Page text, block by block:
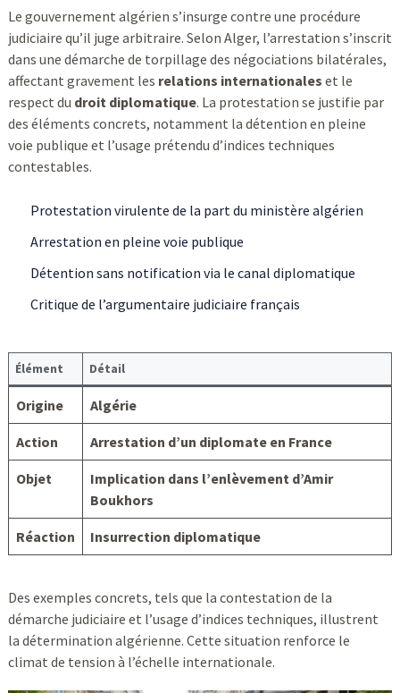
Le gouvernement algérien s’insurge contre une procédure
judiciaire qu’il juge arbitraire. Selon Alger, l’arrestation s’inscrit
dans une démarche de torpillage des négociations bilatérales,
affectant gravement les relations internationales et le
respect du droit diplomatique. La protestation se justifie par
des éléments concrets, notamment la détention en pleine
voie publique et l’usage prétendu d’indices techniques
contestables.
Protestation virulente de la part du ministère algérien
Arrestation en pleine voie publique
Détention sans notification via le canal diplomatique
Critique de l’argumentaire judiciaire français
Élément Détail
Origine Algérie
Action Arrestation d’un diplomate en France
Objet
Implication dans l’enlèvement d’Amir
Boukhors
Réaction Insurrection diplomatique
Des exemples concrets, tels que la contestation de la
démarche judiciaire et l’usage d’indices techniques, illustrent
la détermination algérienne. Cette situation renforce le
climat de tension à l’échelle internationale.